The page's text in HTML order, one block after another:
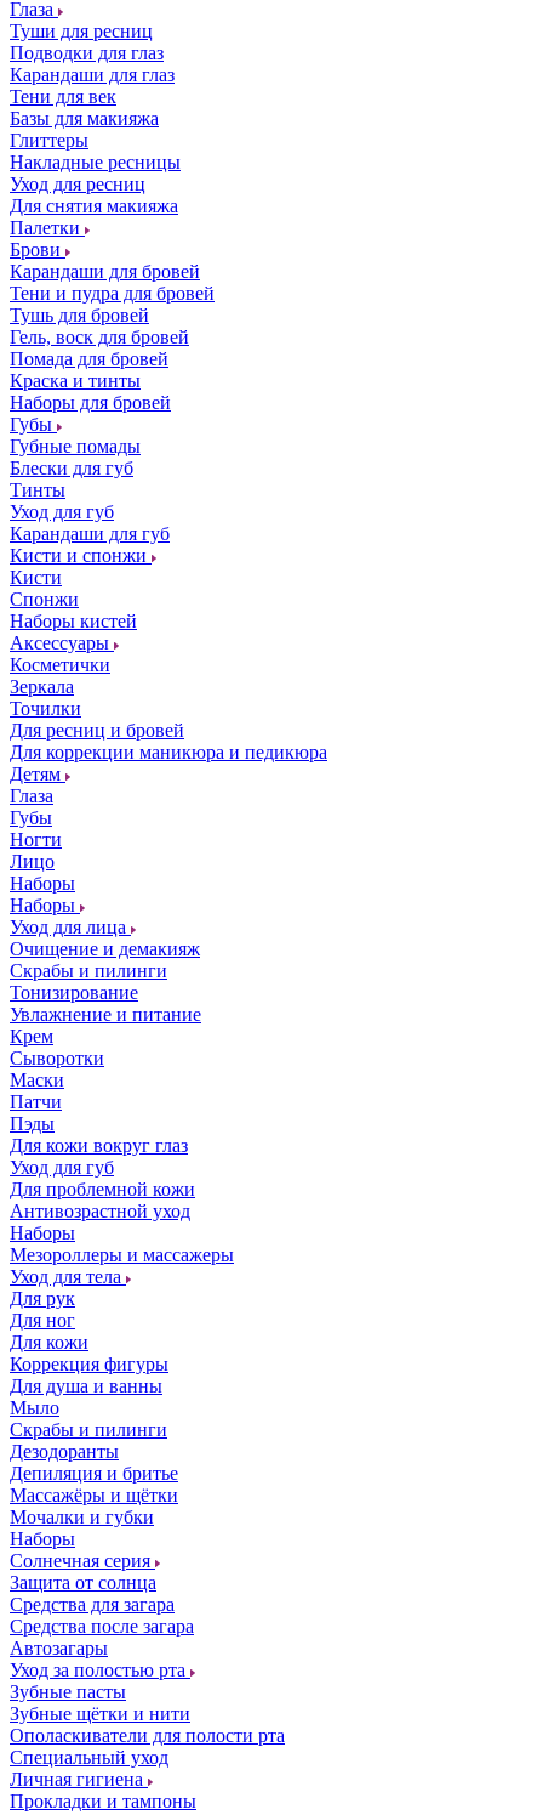
Глаза
Туши для ресниц
Подводки для глаз
Карандаши для глаз
Тени для век
Базы для макияжа
Глиттеры
Накладные ресницы
Уход для ресниц
Для снятия макияжа
Палетки
Брови
Карандаши для бровей
Тени и пудра для бровей
Тушь для бровей
Гель, воск для бровей
Помада для бровей
Краска и тинты
Наборы для бровей
Губы
Губные помады
Блески для губ
Тинты
Уход для губ
Карандаши для губ
Кисти и спонжи
Кисти
Спонжи
Наборы кистей
Аксессуары
Косметички
Зеркала
Точилки
Для ресниц и бровей
Для коррекции маникюра и педикюра
Детям
Глаза
Губы
Ногти
Лицо
Наборы
Наборы
Уход для лица
Очищение и демакияж
Скрабы и пилинги
Тонизирование
Увлажнение и питание
Крем
Сыворотки
Маски
Патчи
Пэды
Для кожи вокруг глаз
Уход для губ
Для проблемной кожи
Антивозрастной уход
Наборы
Мезороллеры и массажеры
Уход для тела
Для рук
Для ног
Для кожи
Коррекция фигуры
Для душа и ванны
Мыло
Скрабы и пилинги
Дезодоранты
Депиляция и бритье
Массажёры и щётки
Мочалки и губки
Наборы
Солнечная серия
Защита от солнца
Средства для загара
Средства после загара
Автозагары
Уход за полостью рта
Зубные пасты
Зубные щётки и нити
Ополаскиватели для полости рта
Специальный уход
Личная гигиена
Прокладки и тампоны